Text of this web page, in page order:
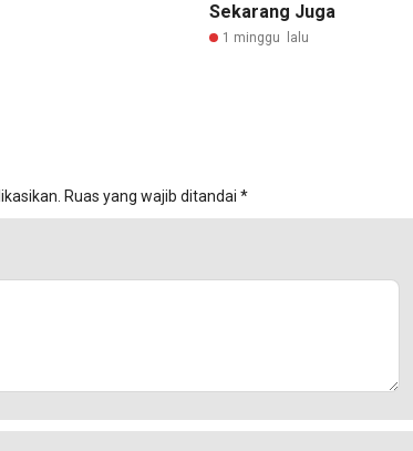
Sekarang Juga
1 minggu lalu
Ruas yang wajib ditandai *